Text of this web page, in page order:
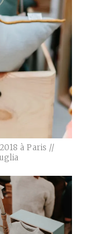
à Paris //